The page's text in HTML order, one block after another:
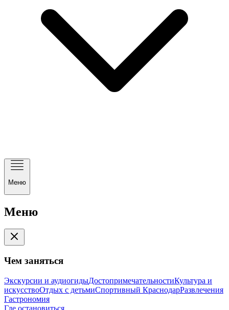
Меню
Меню
Чем заняться
Экскурсии и аудиогидыДостопримечательностиКультура и
искусствоОтдых с детьмиСпортивный КраснодарРазвлечения
Гастрономия
Где остановиться